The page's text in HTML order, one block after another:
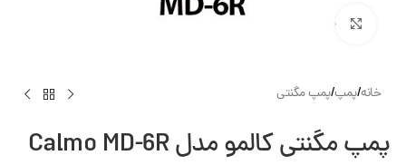
بزرگنمایی تصویر
خانه/پمپ/پمپ مگنتی
پمپ مگنتی کالمو مدل Calmo MD-6R